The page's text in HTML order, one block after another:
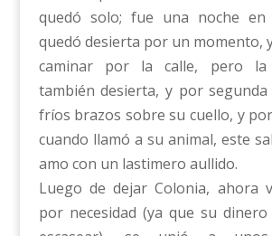
quedó solo; fue una noche
quedó desierta por un momento,
caminar por la calle, pero la
también desierta, y por
fríos brazos sobre su cuello, y
cuando llamó a su animal, este
amo con un lastimero aullido.
Luego de dejar Colonia, ahora
por necesidad (ya que su dinero